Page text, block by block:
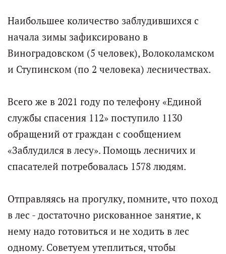
Наибольшее количество заблудившихся с
начала зимы зафиксировано в
Виноградовском (5 человек), Волоколамском
и Ступинском (по 2 человека) лесничествах.
Всего же в 2021 году по телефону «Единой
службы спасения 112» поступило 1130
обращений от граждан с сообщением
«Заблудился в лесу». Помощь лесничих и
спасателей потребовалась 1578 людям.
Отправляясь на прогулку, помните, что поход
в лес - достаточно рискованное занятие, к
нему надо готовиться и не ходить в лес
одному. Советуем утеплиться, чтобы